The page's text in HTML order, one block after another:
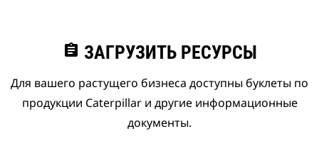
assignment ЗАГРУЗИТЬ РЕСУРСЫ
Для вашего растущего бизнеса доступны буклеты по
продукции Caterpillar и другие информационные
документы.